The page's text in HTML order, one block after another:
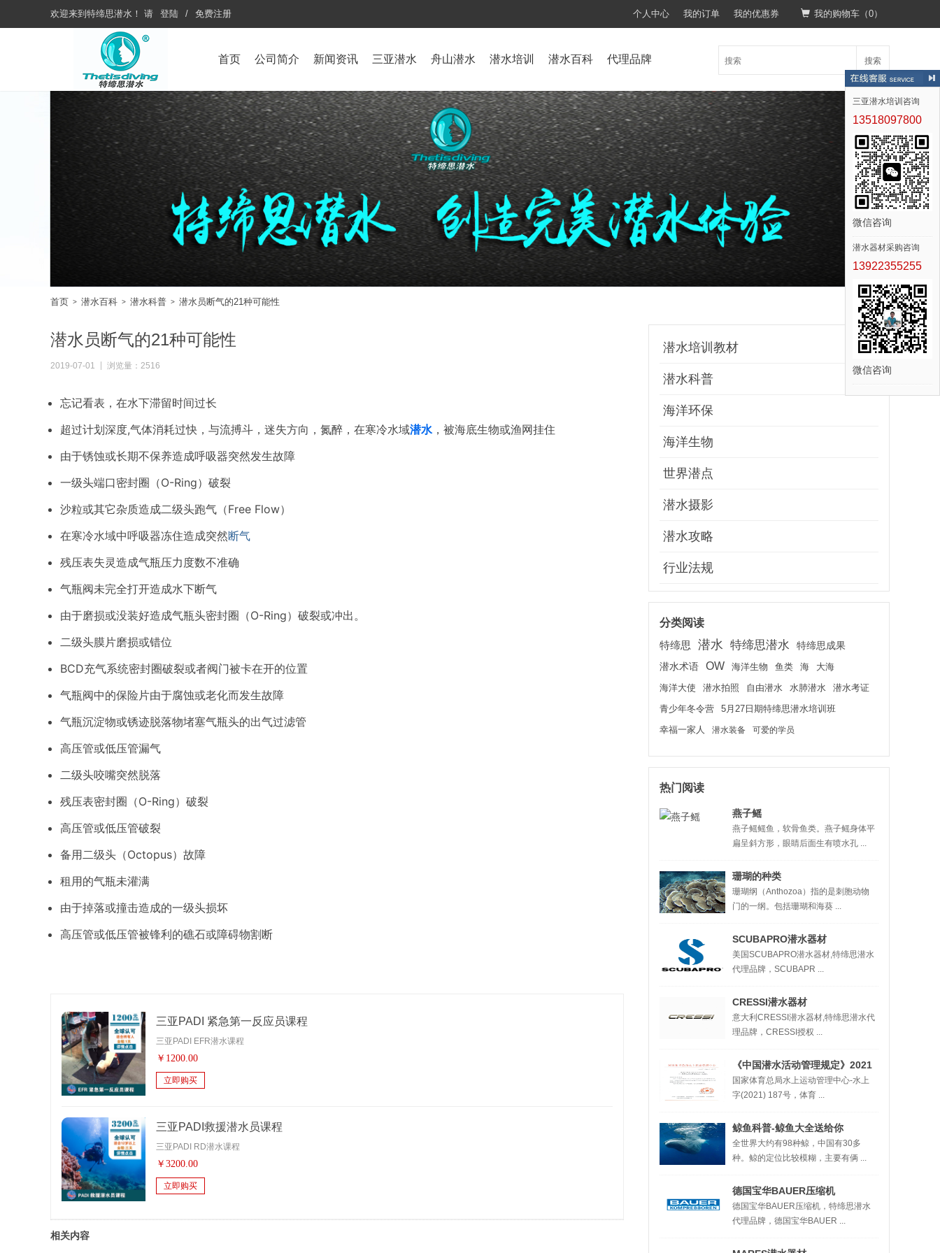
个人中心 我的订单 我的优惠券
欢迎来到 特缔思潜水 ！ 请 登陆 / 免费注册 我的购物车（0）
首页 公司简介 新闻资讯 三亚潜水 舟山潜水 潜水培训 潜水百科 代理品牌 搜索
首页 > 潜水百科 > 潜水科普 > 潜水员断气的21种可能性
潜水员断气的21种可能性
2019-07-01 浏览量：2516
忘记看表，在水下滞留时间过长
超过计划深度,气体消耗过快，与流搏斗，迷失方向，氮醉，在寒冷水域潜水，被海底生物或渔网挂住
由于锈蚀或长期不保养造成呼吸器突然发生故障
一级头端口密封圈（O-Ring）破裂
沙粒或其它杂质造成二级头跑气（Free Flow）
在寒冷水域中呼吸器冻住造成突然断气
残压表失灵造成气瓶压力度数不准确
气瓶阀未完全打开造成水下断气
由于磨损或没装好造成气瓶头密封圈（O-Ring）破裂或冲出。
二级头膜片磨损或错位
BCD充气系统密封圈破裂或者阀门被卡在开的位置
气瓶阀中的保险片由于腐蚀或老化而发生故障
气瓶沉淀物或锈迹脱落物堵塞气瓶头的出气过滤管
高压管或低压管漏气
二级头咬嘴突然脱落
残压表密封圈（O-Ring）破裂
高压管或低压管破裂
备用二级头（Octopus）故障
租用的气瓶未灌满
由于掉落或撞击造成的一级头损坏
高压管或低压管被锋利的礁石或障碍物割断
三亚PADI 紧急第一反应员课程
三亚PADI EFR潜水课程
￥ 1200.00
立即购买
三亚PADI救援潜水员课程
三亚PADI RD潜水课程
￥ 3200.00
立即购买
相关内容
潜水培训教材
潜水科普
海洋环保
海洋生物
世界潜点
潜水摄影
潜水攻略
行业法规
分类阅读
特缔思 潜水 特缔思潜水 特缔思成果
潜水术语 OW 海洋生物 鱼类 海
大海
海洋大使
潜水拍照 自由潜水 水肺潜水
潜水考证
青少年冬令营
5月27日期特缔思潜水培训班
幸福一家人 潜水装备 可爱的学员
热门阅读
燕子鳐
燕子鳐鳐鱼，软骨鱼类。燕子鳐身体平
扁呈斜方形，眼睛后面生有喷水孔 ...
珊瑚的种类
珊瑚纲（Anthozoa）指的是刺胞动物
门的一纲。包括珊瑚和海葵 ...
SCUBAPRO潜水器材
美国SCUBAPRO潜水器材,特缔思潜水
代理品牌，SCUBAPR ...
CRESSI潜水器材
意大利CRESSI潜水器材,特缔思潜水代
理品牌，CRESSI授权 ...
《中国潜水活动管理规定》2021
国家体育总局水上运动管理中心-水上
字(2021) 187号，体育 ...
鲸鱼科普-鲸鱼大全送给你
全世界大约有98种鲸，中国有30多
种。鲸的定位比较模糊，主要有俩 ...
德国宝华BAUER压缩机
德国宝华BAUER压缩机，特缔思潜水
代理品牌，德国宝华BAUER ...
三亚潜水培训咨询
13518097800
微信咨询
潜水器材采购咨询
13922355255
微信咨询